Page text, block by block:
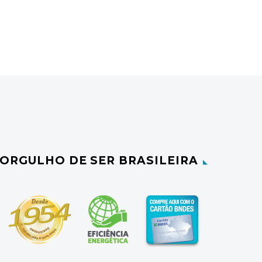
ORGULHO DE SER BRASILEIRA